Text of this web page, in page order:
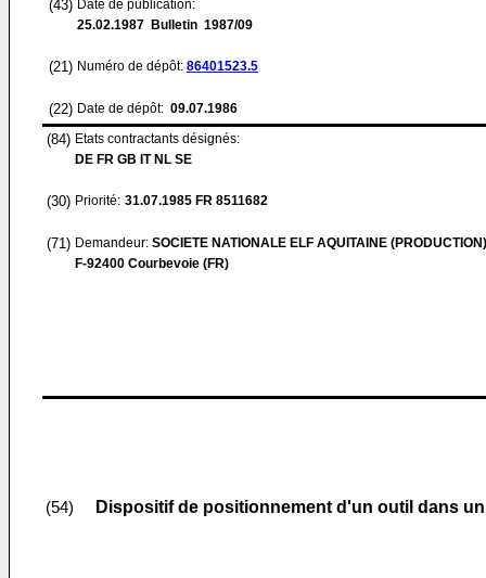
(43) Date de publication:
25.02.1987 Bulletin 1987/09
(21) Numéro de dépôt: 86401523.5
(22) Date de dépôt: 09.07.1986
(84) Etats contractants désignés:
DE FR GB IT NL SE
(30) Priorité: 31.07.1985 FR 8511682
(71) Demandeur: SOCIETE NATIONALE ELF AQUITAINE (PRODUCTION)
F-92400 Courbevoie (FR)
(54) Dispositif de positionnement d'un outil dans